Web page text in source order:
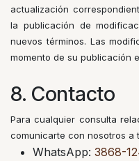
actualización
la publicación de
nuevos términos. Las
momento de su publicación
8. Contacto
Para cualquier consulta
comunicarte con nosotros a
WhatsApp: 3868-